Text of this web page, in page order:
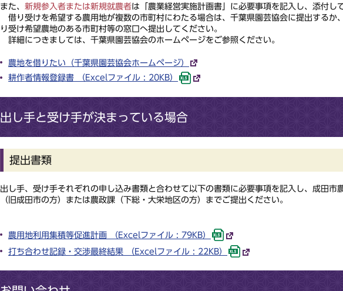
また、 新規参入者または新規就農者は「農業経営実施計画書」に必要事項を記入し、添付し
借り受けを希望する農用地が複数の市町村にわたる場合は、千葉県園芸協会に提出するか
り受け希望農地のある市町村等の窓口へ提出してください。
詳細につきましては、千葉県園芸協会のホームページをご参照ください。
農地を借りたい（千葉県園芸協会ホームページ）
耕作者情報登録書 （Excelファイル : 20KB）
出し手と受け手が決まっている場合
提出書類
出し手、受け手それぞれの申し込み書類と合わせて以下の書類に必要事項を記入し、成田市
（旧成田市の方）または農政課（下総・大栄地区の方）までご提出ください。
農用地利用集積等促進計画 （Excelファイル : 79KB）
打ち合わせ記録・交渉最終結果 （Excelファイル : 22KB）